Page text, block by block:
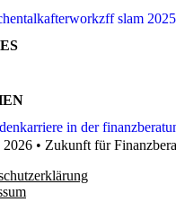
afterworkzff slam 2025
karriere in der
• Zukunft für